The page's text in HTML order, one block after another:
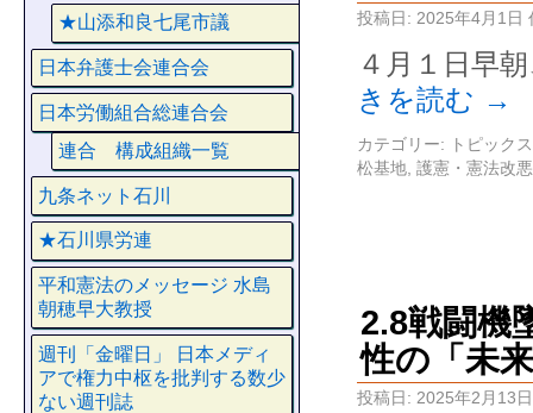
投稿日: 2025年4月1日
４月１日早
きを読む →
カテゴリー:
トピックス
松基地 護憲・憲法改
2.8戦闘機
性の「未
投稿日: 2025年2月13日
★山添和良七尾市議
日本弁護士会連合会
日本労働組合総連合会
連合 構成組織一覧
九条ネット石川
★石川県労連
平和憲法のメッセージ 水島
朝穂早大教授
週刊「金曜日」 日本メディ
アで権力中枢を批判する数少
ない週刊誌